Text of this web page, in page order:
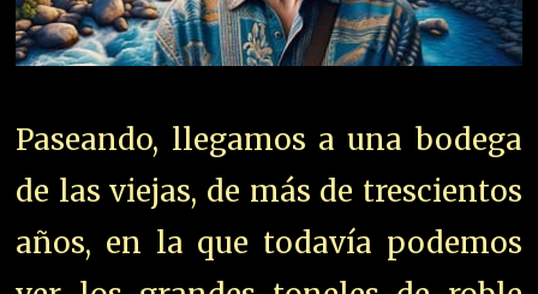
Paseando, llegamos a una bodega
de las viejas, de más de trescientos
años, en la que todavía podemos